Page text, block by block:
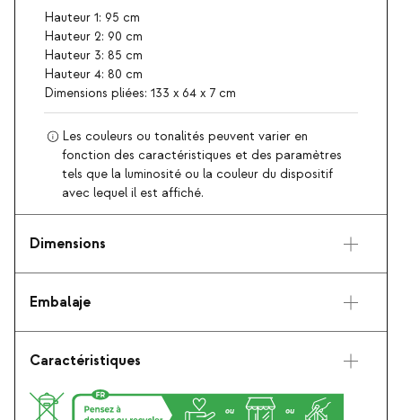
Hauteur 1: 95 cm
Hauteur 2: 90 cm
Hauteur 3: 85 cm
Hauteur 4: 80 cm
Dimensions pliées: 133 x 64 x 7 cm
Les couleurs ou tonalités peuvent varier en
fonction des caractéristiques et des paramètres
tels que la luminosité ou la couleur du dispositif
avec lequel il est affiché.
Dimensions
Embalaje
Caractéristiques